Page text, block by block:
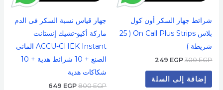
شرائط جهاز السكر أون كول
بلاس On Call Plus Strips ( 25
شريطة )
300EGP
249 EGP
إضافة إلى السلة
جهاز قياس نسبة السكر فى الدم
ماركة أكيو-تشيك إنستانت
ACCU-CHEK Instant المانى
الصنع + 10 شرائط هدية + 10
شكاكات هدية
800EGP
649 EGP